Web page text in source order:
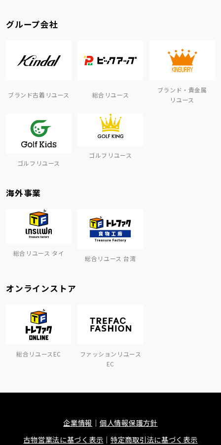
グループ会社
ブランド古着リユース 総合リユース
ブランド・貴金属
リユース
ゴルフリユース
ゴルフリユース
海外事業
総合リユース タイ
総合リユース 台湾
オンラインストア
総合リユースEC
ファッションリユース
EC
企業情報
個人情報保護方針
古物営業法に基づく表示
特定商取引法に基づく表示